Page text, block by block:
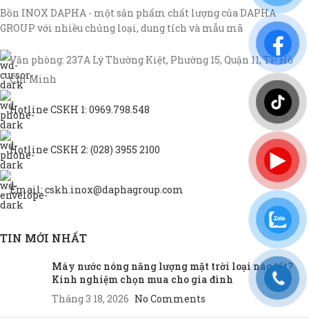
Bồn INOX DAPHA - một sản phẩm chất lượng của DAPHA
GROUP với nhiều chủng loại, dung tích và mẫu mã
Văn phòng: 237A Lý Thường Kiệt, Phường 15, Quận 11, TP Hồ
Chí Minh
Hotline CSKH 1: 0969.798.548
Hotline CSKH 2: (028) 3955 2100
Email: cskh.inox@daphagroup.com
TIN MỚI NHẤT
Máy nước nóng năng lượng mặt trời loại nào tốt?
Kinh nghiệm chọn mua cho gia đình
Tháng 3 18, 2026 No Comments